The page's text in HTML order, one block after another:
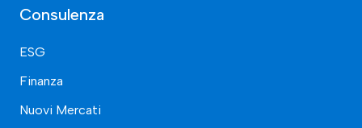
Consulenza
ESG
Finanza
Nuovi Mercati